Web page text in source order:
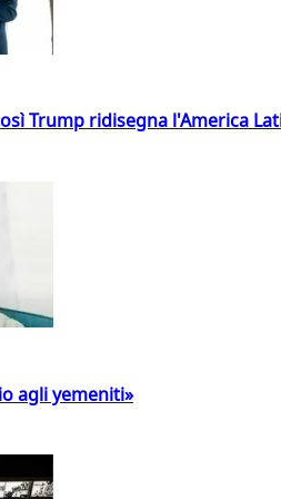
Trump ridisegna l'America
agli yemeniti»